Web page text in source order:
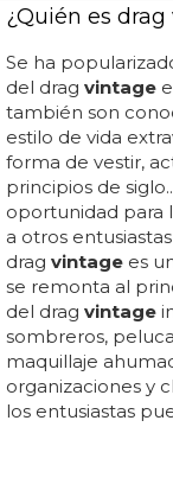
¿Quién es
Se ha
del drag vintage
también son
estilo de vida
forma de vestir,
principios de
oportunidad para
a otros
drag vintage es
se remonta al
del drag vintage
sombreros,
maquillaje
organizaciones y
los entusiastas